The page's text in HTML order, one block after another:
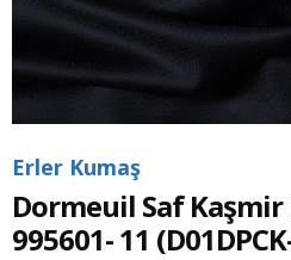
Erler Kumaş
Dormeuil Saf
995601- 11